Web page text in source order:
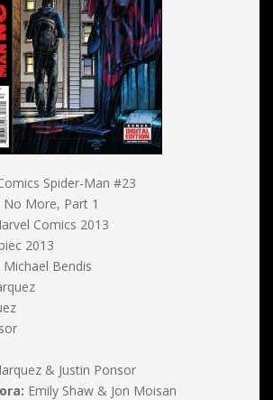
Spider-Man #23
No More, Part 1
Comics 2013
2013
Michael Bendis
& Justin Ponsor
Emily Shaw & Jon Moisan